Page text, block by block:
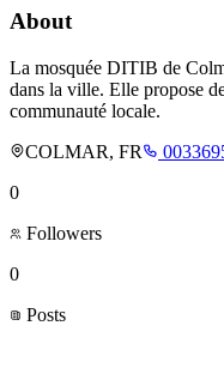
About
La mosquée DITIB de
dans la ville. Elle propose
communauté locale.
COLMAR, FR
0
Followers
0
Posts